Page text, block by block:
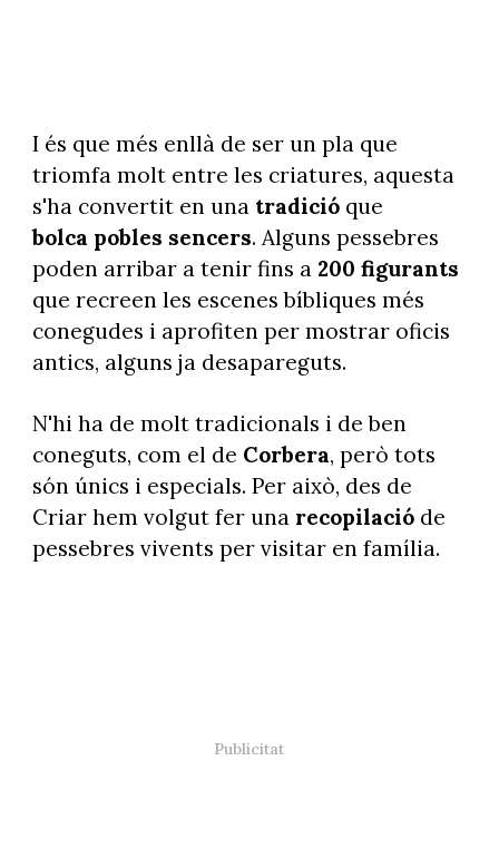
I és que més enllà de ser un pla que
triomfa molt entre les criatures, aquesta
s'ha convertit en una tradició que
bolca pobles sencers. Alguns pessebres
poden arribar a tenir fins a 200 figurants
que recreen les escenes bíbliques més
conegudes i aprofiten per mostrar oficis
antics, alguns ja desapareguts.
N'hi ha de molt tradicionals i de ben
coneguts, com el de Corbera, però tots
són únics i especials. Per això, des de
Criar hem volgut fer una recopilació de
pessebres vivents per visitar en família.